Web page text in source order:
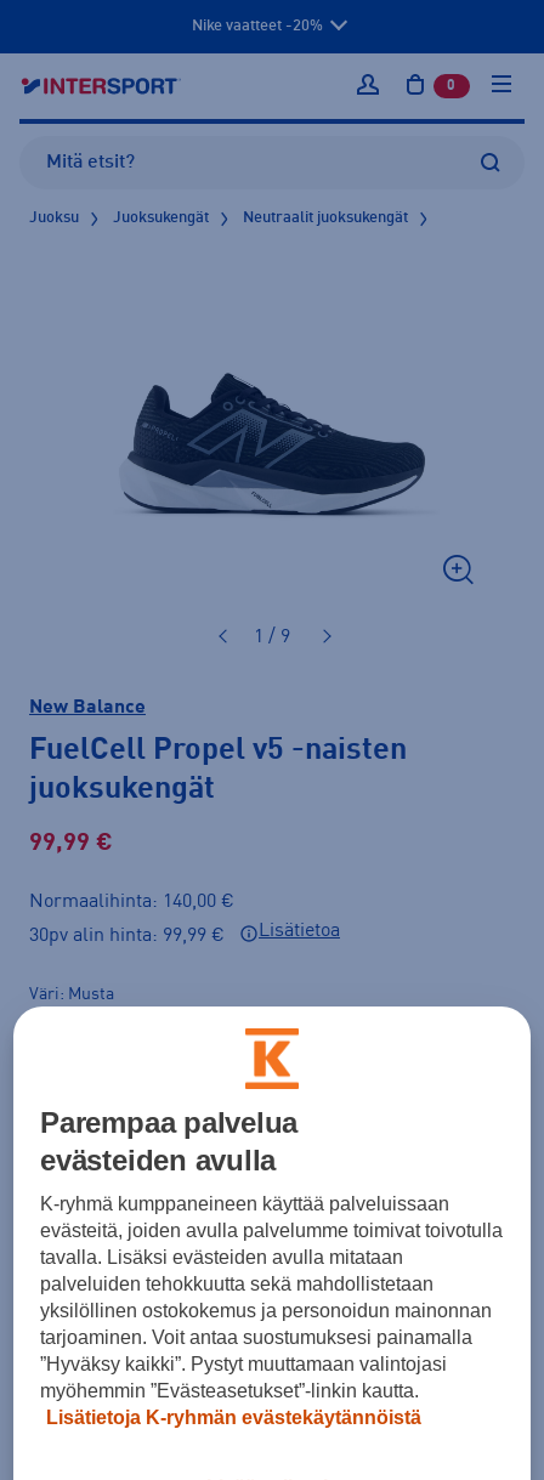
Nike vaatteet -20%
Kirjaudu sisään
0 tuotetta
Juoksu Juoksukengät Neutraalit juoksukengät
1 / 9
New Balance
FuelCell Propel v5 -naisten
juoksukengät
99,99 €
Normaalihinta: 140,00 €
30pv alin hinta: 99,99 €
Lisätietoa
Väri Musta
Koko
36 36,5 37 37,5 38 39 40
40,5 41 41,5
Kokotaulukko
Parempaa palvelua
evästeiden avulla
K-ryhmä kumppaneineen käyttää palveluissaan
evästeitä, joiden avulla palvelumme toimivat toivotulla
tavalla. Lisäksi evästeiden avulla mitataan
palveluiden tehokkuutta sekä mahdollistetaan
yksilöllinen ostokokemus ja personoidun mainonnan
tarjoaminen. Voit antaa suostumuksesi painamalla
”Hyväksy kaikki”. Pystyt muuttamaan valintojasi
myöhemmin ”Evästeasetukset”-linkin kautta.
Lisätietoja K-ryhmän evästekäytännöistä